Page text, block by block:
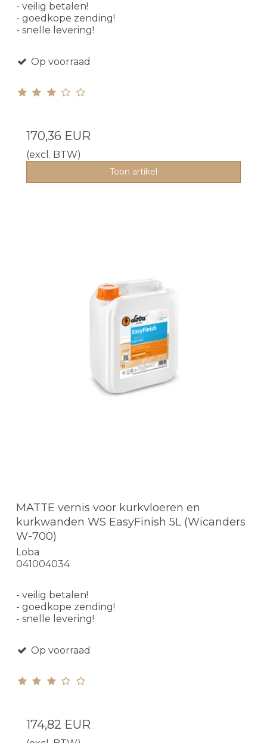
- veilig betalen!
- goedkope zending!
- snelle levering!
Op voorraad
170,36 EUR
(excl. BTW)
Toon artikel
MATTE vernis voor kurkvloeren en
kurkwanden WS EasyFinish 5L (Wicanders
W-700)
Loba
041004034
- veilig betalen!
- goedkope zending!
- snelle levering!
Op voorraad
174,82 EUR